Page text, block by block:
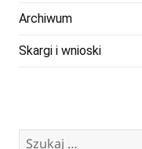
Archiwum
Skargi i wnioski
Szukaj: